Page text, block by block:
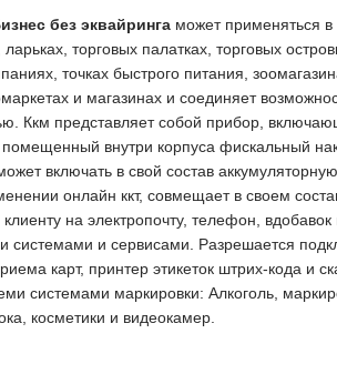
без эквайринга может применяться в
торговых палатках, торговых
точках быстрого питания,
и магазинах и соединяет
Ккм представляет собой прибор,
помещенный внутри корпуса фискальный
включать в свой состав
онлайн ккт, совмещает в своем
клиенту на электропочту, телефон,
системами и сервисами. Разрешается
карт, принтер этикеток штрих-кода и
системами маркировки: Алкоголь,
косметики и видеокамер.